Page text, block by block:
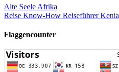
Alte Seele Afrika
Reise Know-How Reiseführer Kenia
Flaggencounter